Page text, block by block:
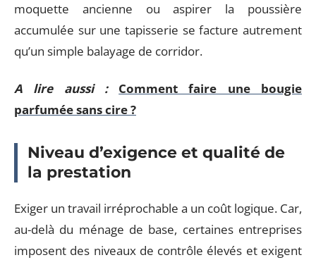
moquette ancienne ou aspirer la poussière
accumulée sur une tapisserie se facture autrement
qu’un simple balayage de corridor.
A lire aussi :
Comment faire une bougie
parfumée sans cire ?
Niveau d’exigence et qualité de
la prestation
Exiger un travail irréprochable a un coût logique. Car,
au-delà du ménage de base, certaines entreprises
imposent des niveaux de contrôle élevés et exigent